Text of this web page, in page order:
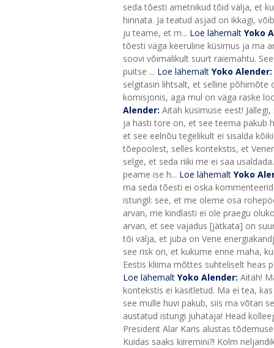
seda tõesti ametnikud tõid välja, et
hinnata. Ja teatud asjad on ikkagi,
ju teame, et m... Loe lähemalt Yoko
tõesti väga keeruline küsimus ja ma
soovi võimalikult suurt raiemahtu.
puitse ... Loe lähemalt Yoko Alender:
selgitasin lihtsalt, et selline põhimõte
komisjonis, aga mul on väga raske
Alender: Aitäh küsimuse eest!
ja hästi tore on, et see teema pakub
et see eelnõu tegelikult ei sisalda
tõepoolest, selles kontekstis, et
selge, et seda riiki me ei saa
peame ise h... Loe lähemalt Yoko
ma seda tõesti ei oska
istungil: see, et me oleme osa
arvan, me kindlasti ei ole praegu
arvan, et see vajadus [jätkata] on
tõi välja, et juba on Vene
see risk on, et kukume enne maha,
Eestis kliima mõttes suhteliselt heas
Loe lähemalt Yoko Alender: Aitäh!
kontekstis ei käsitletud. Ma ei tea,
see mulle huvi pakub, siis ma võtan
austatud istungi juhataja! Head
President Alar Karis alustas
Kuidas saaks kiiremini?! Kolm